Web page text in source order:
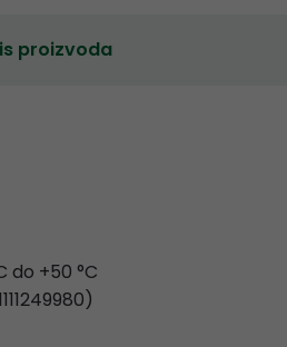
proizvoda
do +50 °C